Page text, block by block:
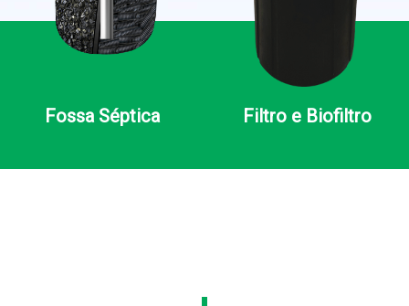
Fossa Séptica Filtro e Biofiltro